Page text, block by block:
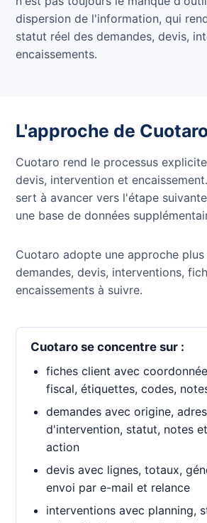
dispersion de l'information, qui
statut réel des demandes, devis,
encaissements.
L'approche de
Cuotaro rend le processus
devis, intervention et
sert à avancer vers l'étape
une base de données
Cuotaro adopte une approche plus
demandes, devis, interventions,
encaissements à suivre.
Cuotaro se concentre sur :
fiches client avec
fiscal, étiquettes, codes,
demandes avec origine,
d'intervention, statut, notes
action
devis avec lignes, totaux,
envoi par e-mail et relance
interventions avec planning,